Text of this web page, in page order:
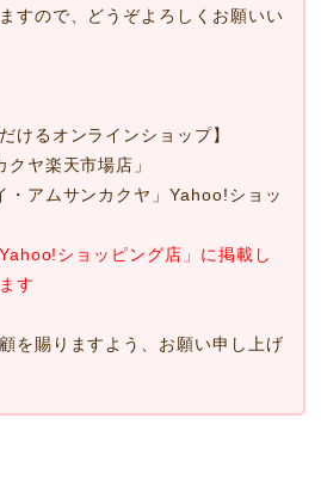
すので、どうぞよろしくお願いい
けるオンラインショップ】
クヤ楽天市場店」
・アムサンカクヤ」Yahoo!ショッ
ショッピング店」に掲載し
す
を賜りますよう、お願い申し上げ